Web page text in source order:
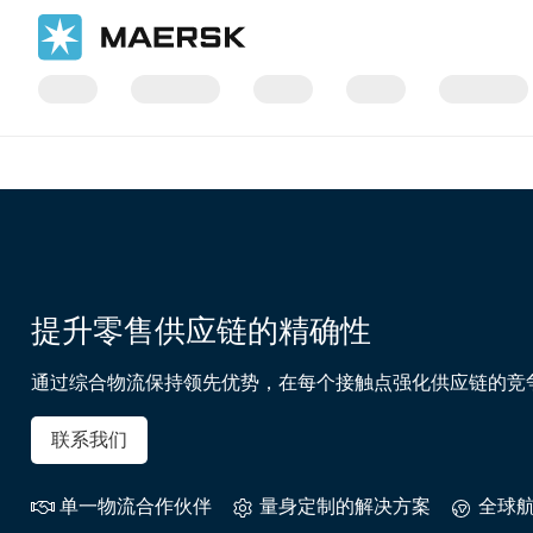
提升零售供应链的精确性
通过综合物流保持领先优势，在每个接触点强化供应链的竞
联系我们
单一物流合作伙伴 量身定制的解决方案 全球